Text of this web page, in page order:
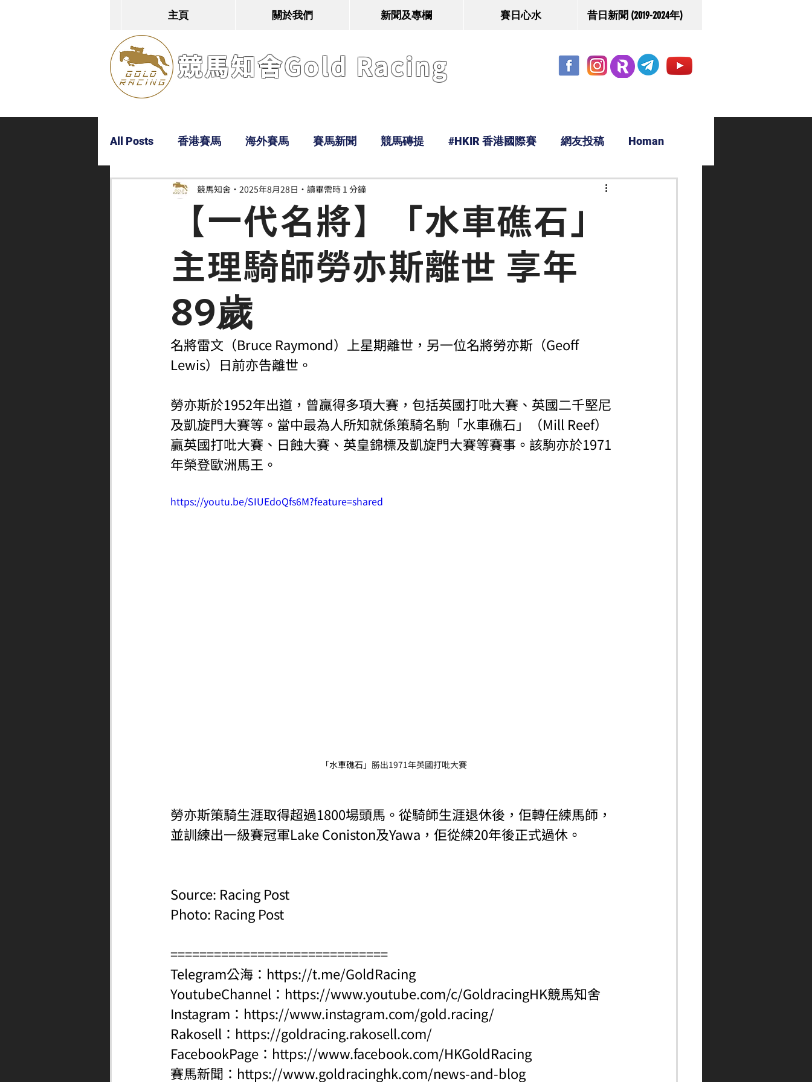
主頁 關於我們 新聞及專欄 賽日心水 昔日新聞 (2019-2024年)
競馬知舍Gold Racing
All Posts 香港賽馬 海外賽馬 賽馬新聞 競馬磚提 #HKIR 香港國際賽 網友投稿 Homan
Bobby 超仔 Tony 鹿
【一代名將】「水車礁石」
主理騎師勞亦斯離世 享年
89歲
競馬知舍 2025年8月28日 讀畢需時 1 分鐘
名將雷文（Bruce Raymond）上星期離世，另一位名將勞亦斯（Geoff
Lewis）日前亦告離世。
勞亦斯於1952年出道，曾贏得多項大賽，包括英國打吡大賽、英國二千堅尼
及凱旋門大賽等。當中最為人所知就係策騎名駒「水車礁石」（Mill Reef）
贏英國打吡大賽、日蝕大賽、英皇錦標及凱旋門大賽等賽事。該駒亦於1971
年榮登歐洲馬王。
https://youtu.be/SIUEdoQfs6M?feature=shared
「水車礁石」 勝出1971年英國打吡大賽
勞亦斯策騎生涯取得超過1800場頭馬。從騎師生涯退休後，佢轉任練馬師，
並訓練出一級賽冠軍Lake Coniston及Yawa，佢從練20年後正式過休。
Source: Racing Post
Photo: Racing Post
==============================
Telegram公海： https://t.me/GoldRacing
YoutubeChannel： https://www.youtube.com/c/GoldracingHK競馬知舍
Instagram： https://www.instagram.com/gold.racing/
Rakosell： https://goldracing.rakosell.com/
FacebookPage： https://www.facebook.com/HKGoldRacing
賽馬新聞： https://www.goldracinghk.com/news-and-blog